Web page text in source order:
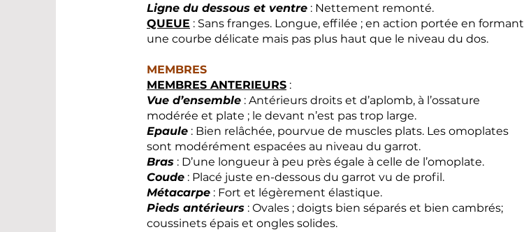
Ligne du dessous et ventre : Nettement remonté.
QUEUE : Sans franges. Longue, effilée ; en action portée en formant
une courbe délicate mais pas plus haut que le niveau du dos.
MEMBRES
MEMBRES ANTERIEURS :
Vue d’ensemble : Antérieurs droits et d’aplomb, à l’ossature
modérée et plate ; le devant n’est pas trop large.
Epaule : Bien relâchée, pourvue de muscles plats. Les omoplates
sont modérément espacées au niveau du garrot.
Bras : D’une longueur à peu près égale à celle de l’omoplate.
Coude : Placé juste en-dessous du garrot vu de profil.
Métacarpe : Fort et légèrement élastique.
Pieds antérieurs : Ovales ; doigts bien séparés et bien cambrés;
coussinets épais et ongles solides.